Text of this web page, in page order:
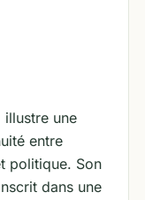
une
entre
politique. Son
dans une